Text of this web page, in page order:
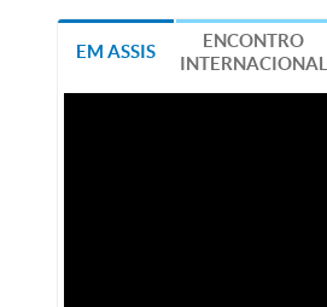
EM ASSIS
ENCONTRO
INTERNACIONAL